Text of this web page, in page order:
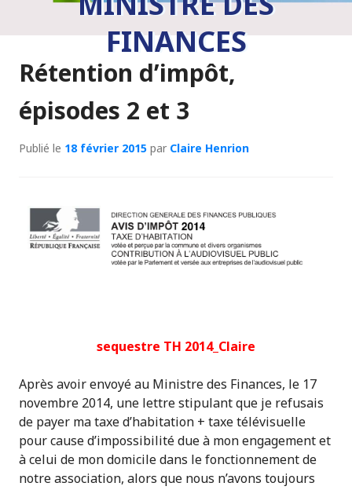
FINANCES
Rétention d’impôt,
épisodes 2 et 3
Publié le 18 février 2015 par Claire Henrion
sequestre TH 2014_Claire
Après avoir envoyé au Ministre des Finances, le 17
novembre 2014, une lettre stipulant que je refusais
de payer ma taxe d’habitation + taxe télévisuelle
pour cause d’impossibilité due à mon engagement et
à celui de mon domicile dans le fonctionnement de
notre association, alors que nous n’avons toujours